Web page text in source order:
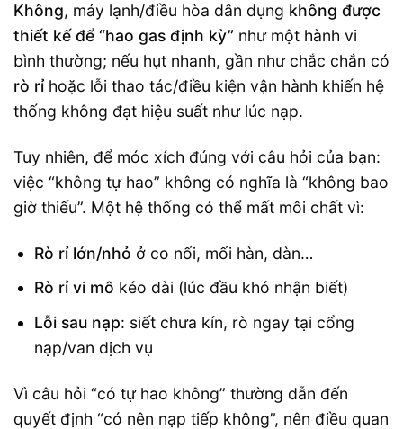
Không, máy lạnh/điều hòa dân dụng không được
thiết kế để “hao gas định kỳ” như một hành vi
bình thường; nếu hụt nhanh, gần như chắc chắn có
rò rỉhoặc lỗi thao tác/điều kiện vận hành khiến hệ
thống không đạt hiệu suất như lúc nạp.
Tuy nhiên, để móc xích đúng với câu hỏi của bạn:
việc “không tự hao” không có nghĩa là “không bao
giờ thiếu”. Một hệ thống có thể mất môi chất vì:
Rò rỉ lớn/nhỏ ở co nối, mối hàn, dàn…
Rò rỉ vi mô kéo dài (lúc đầu khó nhận biết)
Lỗi sau nạp: siết chưa kín, rò ngay tại cổng
nạp/van dịch vụ
Vì câu hỏi “có tự hao không” thường dẫn đến
quyết định “có nên nạp tiếp không”, nên điều quan